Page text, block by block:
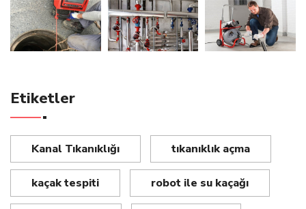
Etiketler
Kanal Tıkanıklığı tıkanıklık açma
kaçak tespiti robot ile su kaçağı